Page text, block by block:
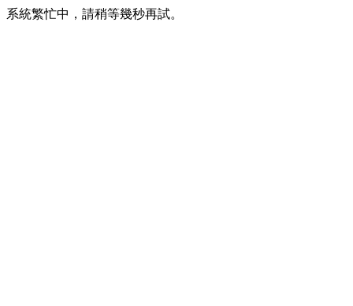
系統繁忙中，請稍等幾秒再試。